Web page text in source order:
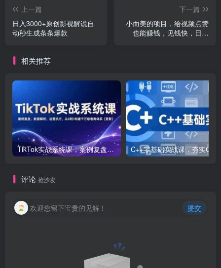
上一篇
日入3000+原创影视解说自
动秒生成条条爆款
下一篇
小而美的项目，给视频点赞
也能赚钱，见钱快，日入
相关推荐
TikTok实战系统课，案例复盘、数据解析、运营执行，从0到1构建千万级电商体系（更新）
评论 抢沙发
欢迎您留下宝贵的见解！ 提交